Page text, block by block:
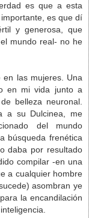
es que a esta
es que dí
y generosa, que
mundo real- no he
en las mujeres. Una
en mi vida junto a
belleza neuronal.
a su Dulcinea, me
del mundo
búsqueda frenética
daba por resultado
compilar -en una
a cualquier hombre
asombran ye
la encandilación